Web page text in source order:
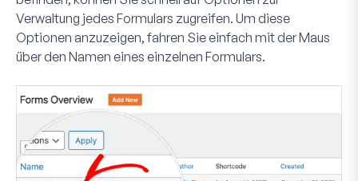
Verwaltung jedes Formulars zugreifen. Um diese
Optionen anzuzeigen, fahren Sie einfach mit der Maus
über den Namen eines einzelnen Formulars.